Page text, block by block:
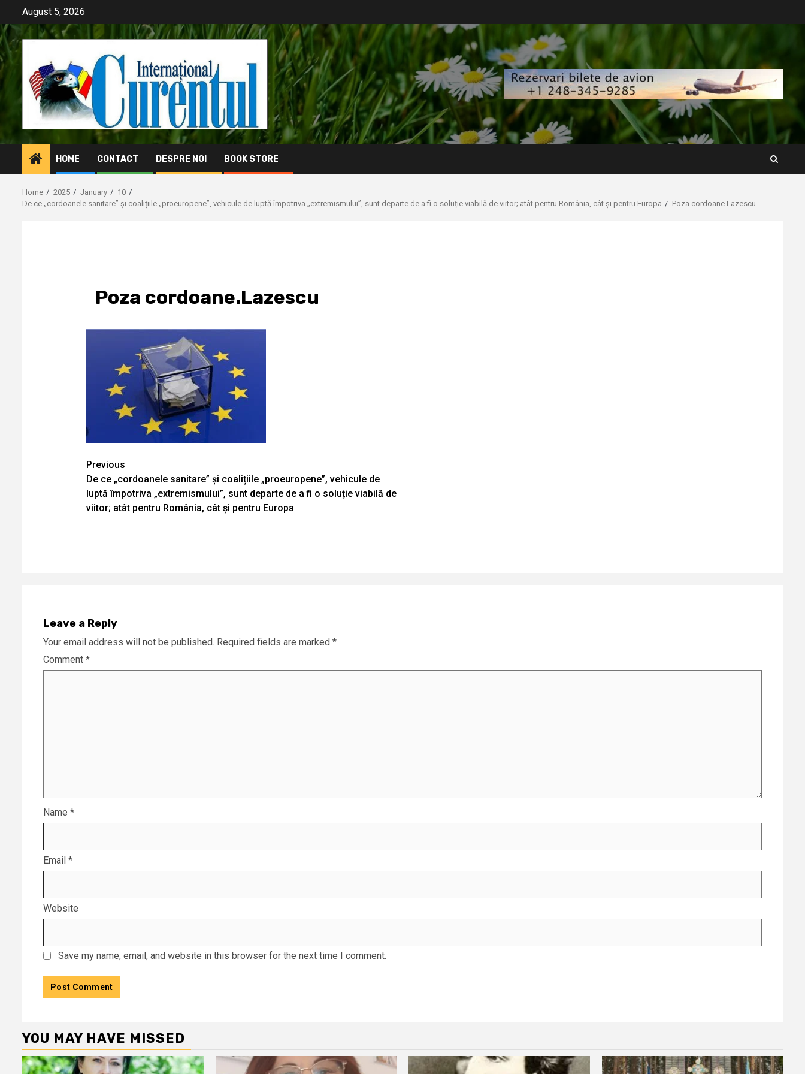
content
August 5, 2026
HOME CONTACT DESPRE NOI BOOK STORE
Home 2025 January
10
De ce „cordoanele sanitare” și coalițiile „proeuropene”, vehicule de luptă împotriva „extremismului”, sunt departe de a fi o soluție viabilă de viitor; atât pentru România, cât și pentru Europa
Poza cordoane.Lazescu
Poza cordoane.Lazescu
Continue
Reading
Previous
De ce „cordoanele sanitare” și coalițiile „proeuropene”, vehicule de
luptă împotriva „extremismului”, sunt departe de a fi o soluție viabilă de
viitor; atât pentru România, cât și pentru Europa
Leave a Reply
Your email address will not be published. Required fields are marked *
Comment *
Name *
Email *
Website
Save my name, email, and website in this browser for the next time I comment.
YOU MAY HAVE MISSED